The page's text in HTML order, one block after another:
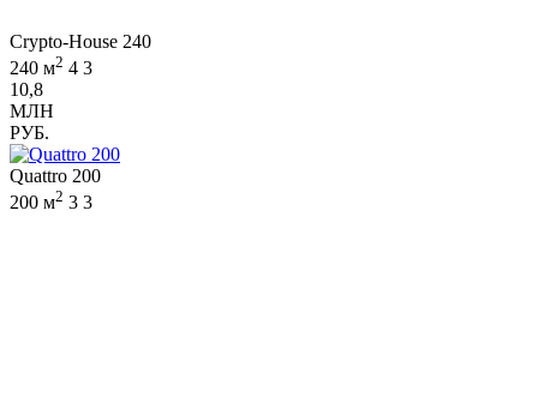
Crypto-House 240
240 м2 4 3
10,8
МЛН
РУБ.
Quattro 200
200 м2 3 3